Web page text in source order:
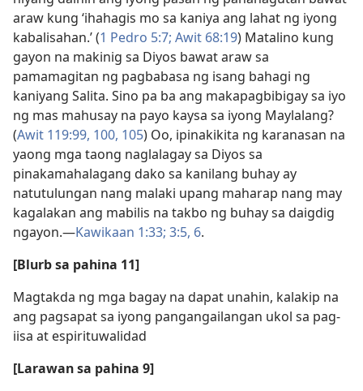
araw kung ‘ihahagis mo sa kaniya ang lahat ng iyong
kabalisahan.’ (1 Pedro 5:7; Awit 68:19) Matalino kung
gayon na makinig sa Diyos bawat araw sa
pamamagitan ng pagbabasa ng isang bahagi ng
kaniyang Salita. Sino pa ba ang makapagbibigay sa iyo
ng mas mahusay na payo kaysa sa iyong Maylalang?
(Awit 119:99, 100, 105) Oo, ipinakikita ng karanasan na
yaong mga taong naglalagay sa Diyos sa
pinakamahalagang dako sa kanilang buhay ay
natutulungan nang malaki upang maharap nang may
kagalakan ang mabilis na takbo ng buhay sa daigdig
ngayon.​—Kawikaan 1:33; 3:5, 6.
[Blurb sa pahina 11]
Magtakda ng mga bagay na dapat unahin, kalakip na
ang pagsapat sa iyong pangangailangan ukol sa pag-
iisa at espirituwalidad
[Larawan sa pahina 9]